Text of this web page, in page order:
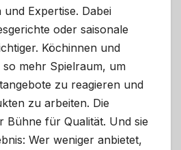
und Expertise. Dabei
oder saisonale
Köchinnen und
mehr Spielraum, um
zu reagieren und
zu arbeiten. Die
Bühne für Qualität. Und sie
Wer weniger anbietet,